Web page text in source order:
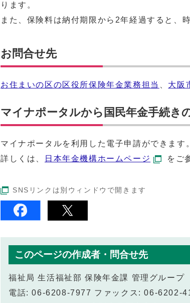
ります。
また、保険料は納付期限から2年経過すると、
お問合せ先
お住まいの区の区役所保険年金業務担当 大阪
マイナポータルから国民年金手続き
マイナポータルを利用した電子申請ができます。
詳しくは、
日本年金機構ホームページ をご
SNSリンクは別ウィンドウで開きます
このページの作成者・問合せ先
福祉局 生活福祉部 保険年金課 管理グループ
電話: 06-6208-7977 ファックス: 06-6202-